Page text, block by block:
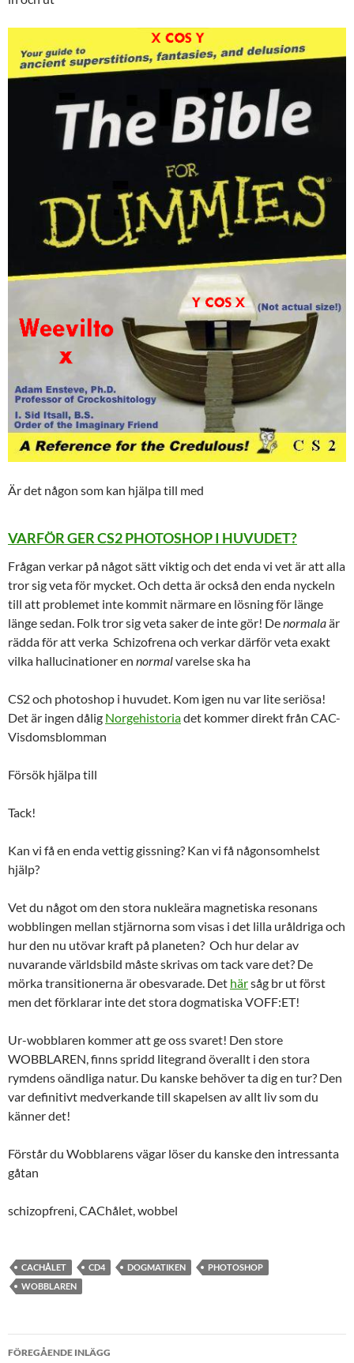
Är det någon som kan hjälpa till med
VARFÖR GER CS2 PHOTOSHOP I HUVUDET?
Frågan verkar på något sätt viktig och det enda vi vet är att alla
tror sig veta för mycket. Och detta är också den enda nyckeln
till att problemet inte kommit närmare en lösning för länge
länge sedan. Folk tror sig veta saker de inte gör! Denormalaär
rädda för att verka Schizofrena och verkar därför veta exakt
vilka hallucinationer en normalvarelse ska ha
CS2 och photoshop i huvudet. Kom igen nu var lite seriösa!
Det är ingen dålig Norgehistoriadet kommer direkt från CAC-
Visdomsblomman
Försök hjälpa till
Tack!
Kan vi få en enda vettig gissning? Kan vi få någonsomhelst
hjälp?
Vet du något om den stora nukleära magnetiska resonans
wobblingen mellan stjärnorna som visas i det lilla uråldriga och
hur den nu utövar kraft på planeten? Och hur delar av
nuvarande världsbild måste skrivas om tack vare det? De
mörka transitionerna är obesvarade. Det härsåg br ut först
men det förklarar inte det stora dogmatiska VOFF:ET!
Ur-wobblaren kommer att ge oss svaret! Den store
WOBBLAREN, finns spridd litegrand överallt i den stora
rymdens oändliga natur. Du kanske behöver ta dig en tur? Den
var definitivt medverkande till skapelsen av allt liv som du
känner det!
Förstår du Wobblarens vägar löser du kanske den intressanta
gåtan
schizopfreni, CAChålet, wobbel
CACHÅLET CD4 DOGMATIKEN
PHOTOSHOP
WOBBLAREN
Inläggsnavigering
FÖREGÅENDE INLÄGG